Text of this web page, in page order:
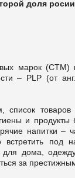
доля
марок
– PLP (от
список
и
напитки
под
для дома,
за